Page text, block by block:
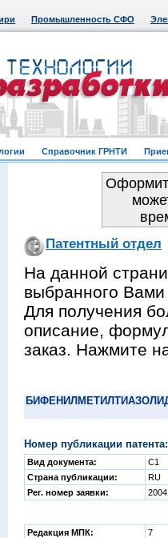
Промышленность СФО
Справочник ГРНТИ
Патентный отдел
На данной
выбранного Вами
Для получения
описание,
заказ. Нажмите
Номер публикации
Вид документа:
C1
Страна публикации:
RU
Рег. номер заявки:
Редакция МПК: 7